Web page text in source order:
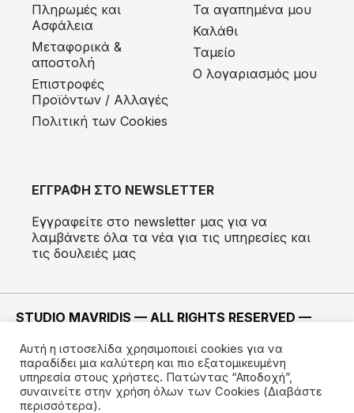
Πληρωμές και
Ασφάλεια
Μεταφορικά &
αποστολή
Eπιστροφές
Προϊόντων / Αλλαγές
Πολιτική των Cookies
Τα αγαπημένα μου
Καλάθι
Ταμείο
Ο λογαριασμός μου
ΕΓΓΡΑΦΗ ΣΤΟ NEWSLETTER
Εγγραφείτε στο newsletter μας για να
λαμβάνετε όλα τα νέα για τις υπηρεσίες και
τις δουλειές μας
STUDIO MAVRIDIS — ALL RIGHTS RESERVED —
ΚΑΤΑΣΚΕΥΗ —IMODE
Αυτή η ιστοσελίδα χρησιμοποιεί cookies για να
παραδίδει μια καλύτερη και πιο εξατομικευμένη
υπηρεσία στους χρήστες. Πατώντας “Αποδοχή”,
συναινείτε στην χρήση όλων των Cookies (Διαβάστε
περισσότερα).